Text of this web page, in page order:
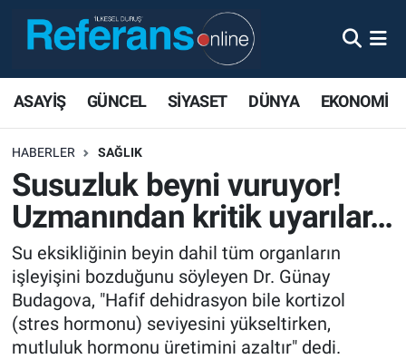
ASAYİŞ GÜNCEL SİYASET DÜNYA EKONOMİ
HABERLER SAĞLIK
Susuzluk beyni vuruyor!
Uzmanından kritik uyarılar…
Su eksikliğinin beyin dahil tüm organların
işleyişini bozduğunu söyleyen Dr. Günay
Budagova, "Hafif dehidrasyon bile kortizol
(stres hormonu) seviyesini yükseltirken,
mutluluk hormonu üretimini azaltır" dedi.